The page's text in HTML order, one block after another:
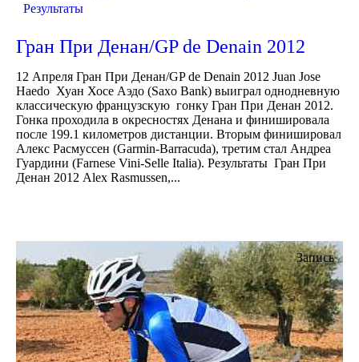
Результаты
Гран При Денан/GP de Denain 2012
12 Апреля Гран При Денан/GP de Denain 2012 Juan Jose
Haedo Хуан Хосе Аэдо (Saxo Bank) выиграл однодневную
классическую французскую гонку Гран При Денан 2012.
Гонка проходила в окресностях Денана и финишировала
после 199.1 километров дистанции. Вторым финишировал
Алекс Расмуссен (Garmin-Barracuda), третим стал Андреа
Гуардини (Farnese Vini-Selle Italia). Результаты Гран При
Денан 2012 Alex Rasmussen,...
Запись